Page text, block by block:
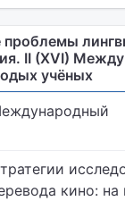
II (XVI)
учёных
кино: на